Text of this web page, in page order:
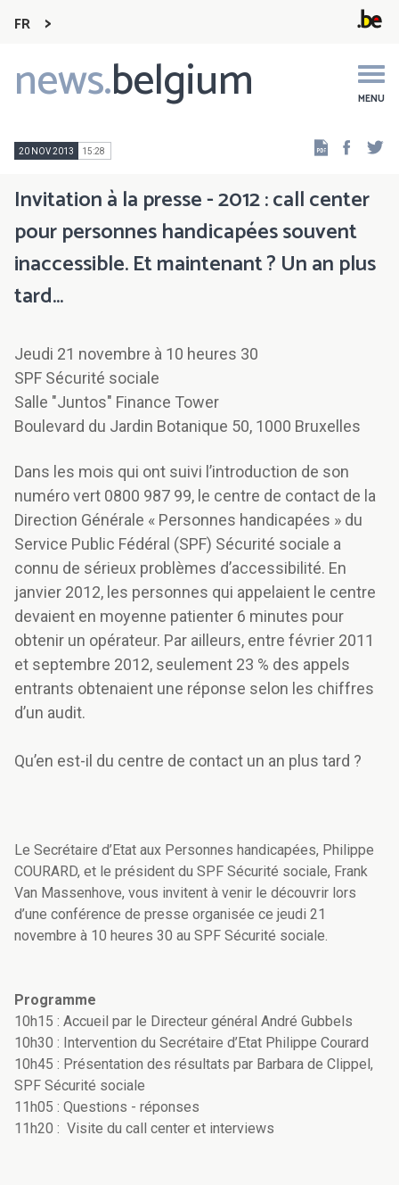
FR
news.belgium MENU
Main
navigation
20 NOV 2013 15:28
Invitation à la presse - 2012 : call center
pour personnes handicapées souvent
inaccessible. Et maintenant ? Un an plus
tard…
Jeudi 21 novembre à 10 heures 30
SPF Sécurité sociale
Salle "Juntos" Finance Tower
Boulevard du Jardin Botanique 50, 1000 Bruxelles
Dans les mois qui ont suivi l’introduction de son
numéro vert 0800 987 99, le centre de contact de la
Direction Générale « Personnes handicapées » du
Service Public Fédéral (SPF) Sécurité sociale a
connu de sérieux problèmes d’accessibilité. En
janvier 2012, les personnes qui appelaient le centre
devaient en moyenne patienter 6 minutes pour
obtenir un opérateur. Par ailleurs, entre février 2011
et septembre 2012, seulement 23 % des appels
entrants obtenaient une réponse selon les chiffres
d’un audit.
Qu’en est-il du centre de contact un an plus tard ?
Le Secrétaire d’Etat aux Personnes handicapées, Philippe
COURARD, et le président du SPF Sécurité sociale, Frank
Van Massenhove, vous invitent à venir le découvrir lors
d’une conférence de presse organisée ce jeudi 21
novembre à 10 heures 30 au SPF Sécurité sociale.
Programme
10h15 : Accueil par le Directeur général André Gubbels
10h30 : Intervention du Secrétaire d’Etat Philippe Courard
10h45 : Présentation des résultats par Barbara de Clippel,
SPF Sécurité sociale
11h05 : Questions - réponses
11h20 : Visite du call center et interviews